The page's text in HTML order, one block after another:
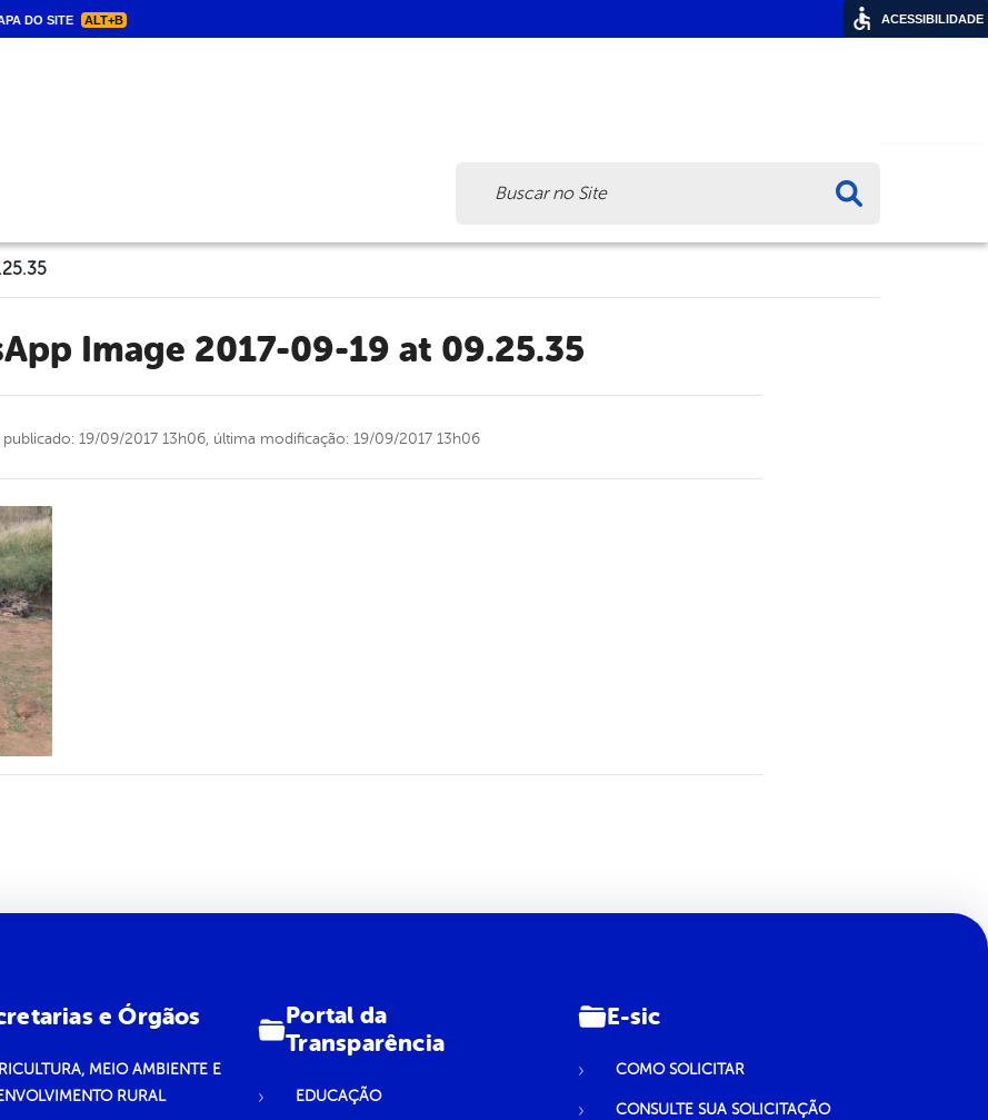
DO SITE ALT+B
Image 2017-09-19 at 09.25.35
publicado: 19/09/2017 13h06, última modificação: 19/09/2017 13h06
e Órgãos
MEIO AMBIENTE E
RURAL
Portal da
Transparência
EDUCAÇÃO
E-sic
COMO SOLICITAR
CONSULTE SUA SOLICITAÇÃO
ACESSIBILIDADE